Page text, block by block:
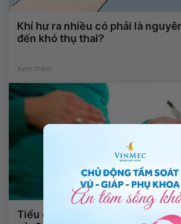
Khí hư ra nhiều có phải là
đến khó thụ thai?
Xem thêm
Tiểu đường thai kỳ xét nghiệm